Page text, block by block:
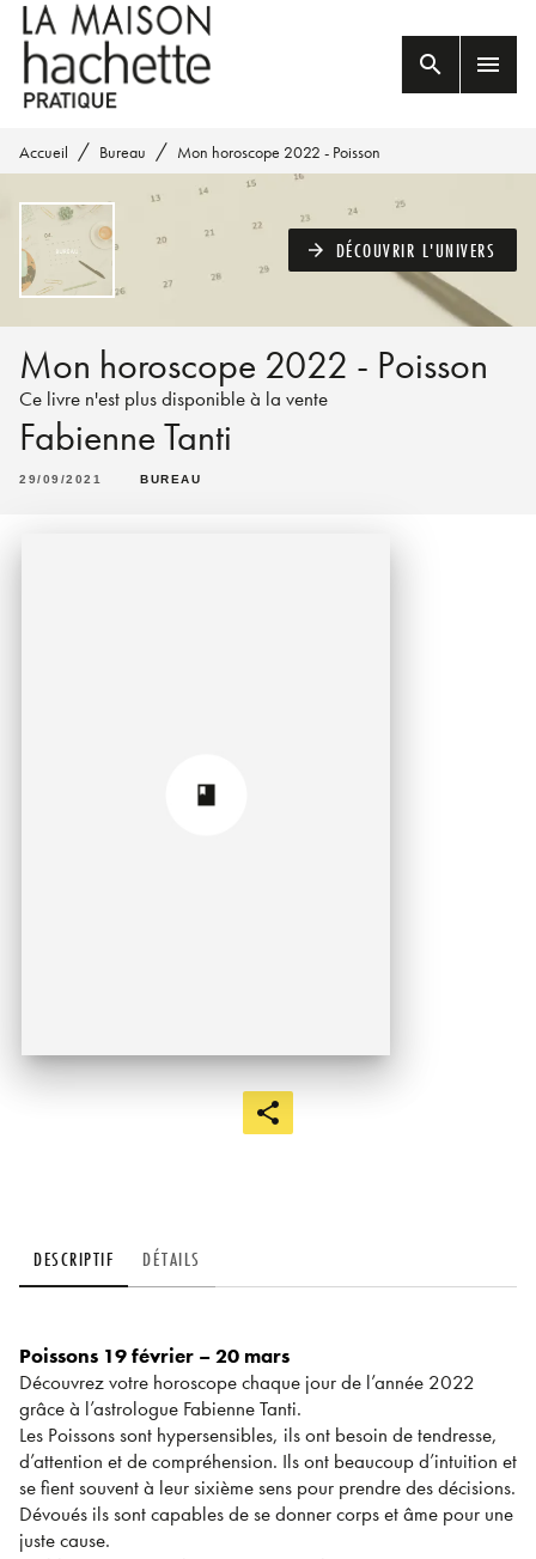
MENU RECHERCHE
PIED DE PAGE
search menu
Accueil / Bureau / Mon horoscope 2022 - Poisson
arrow_forward DÉCOUVRIR L'UNIVERS
Mon horoscope 2022 - Poisson
Ce livre n'est plus disponible à la vente
Fabienne Tanti
29/09/2021 BUREAU
DESCRIPTIF DÉTAILS
Poissons 19 février – 20 mars
Découvrez votre horoscope chaque jour de l’année 2022
grâce à l’astrologue Fabienne Tanti.
Les Poissons sont hypersensibles, ils ont besoin de tendresse,
d’attention et de compréhension. Ils ont beaucoup d’intuition et
se fient souvent à leur sixième sens pour prendre des décisions.
Dévoués ils sont capables de se donner corps et âme pour une
juste cause.